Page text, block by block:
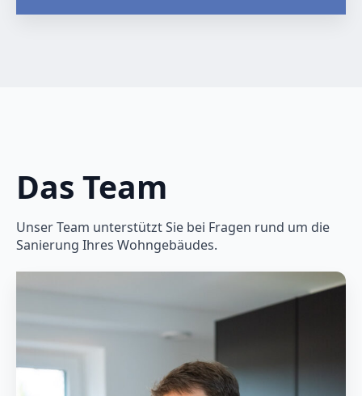
Das Team
Unser Team unterstützt Sie bei Fragen rund um die
Sanierung Ihres Wohngebäudes.